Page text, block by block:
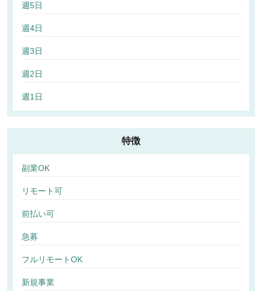
週5日
週4日
週3日
週2日
週1日
特徴
副業OK
リモート可
前払い可
急募
フルリモートOK
新規事業